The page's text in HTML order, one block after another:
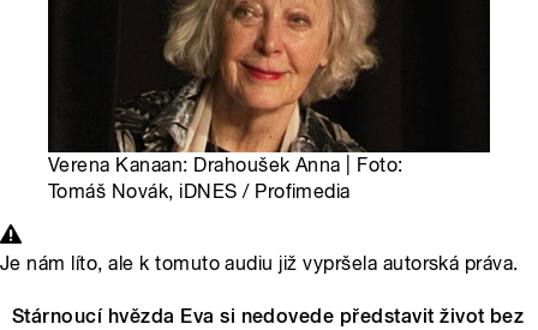
Verena Kanaan: Drahoušek Anna | Foto:
Tomáš Novák, iDNES / Profimedia
Je nám líto, ale k tomuto audiu již vypršela autorská práva.
Stárnoucí hvězda Eva si nedovede představit život bez